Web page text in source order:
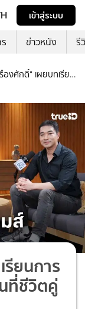
เข้าสู่ระบบ
ข่าวหนัง รี
รืองศักดิ์" เผยบทเรียน
รียนการ
ที่ชีวิตคู่